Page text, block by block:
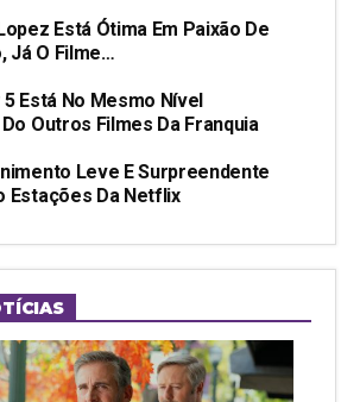
Está Ótima Em Paixão De
Já O Filme…
Está No Mesmo Nível
Outros Filmes Da Franquia
Leve E Surpreendente
Estações Da Netflix